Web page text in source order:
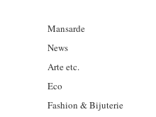
Mansarde
News
Arte etc.
Eco
Fashion & Bijuterie